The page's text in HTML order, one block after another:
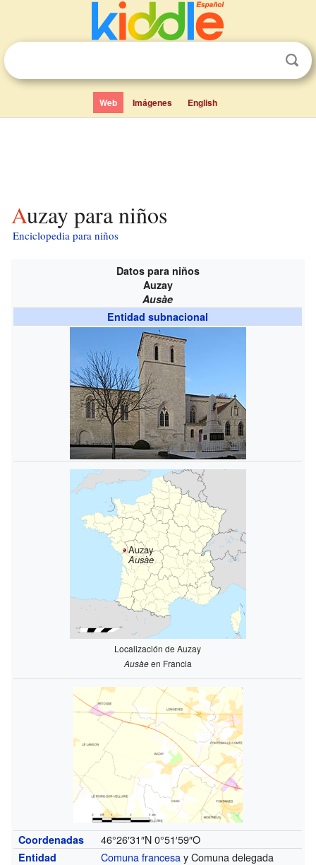
Web Imágenes English
Auzay para niños
Enciclopedia para niños
Datos para niños
Auzay
Ausàe
Entidad subnacional
Auzay
Ausàe
Localización de Auzay
Ausàeen Francia
Coordenadas 46°26′31″N 0°51′59″O
Entidad Comuna francesay Comuna delegada